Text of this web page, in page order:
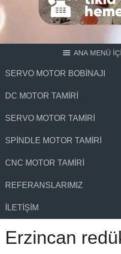
ANA MENÜ
SERVO MOTOR BOBINAJI
DC MOTOR TAMIRI
SERVO MOTOR TAMIRI
SPINDLE MOTOR TAMIRI
CNC MOTOR TAMIRI
REFERANSLARIMIZ
İLETIŞIM
Erzincan